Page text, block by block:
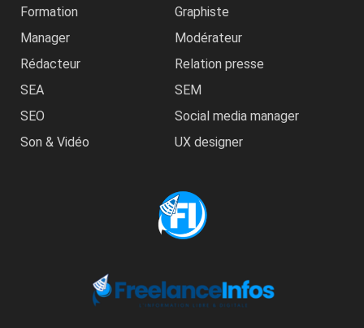
Formation
Graphiste
Manager
Modérateur
Rédacteur
Relation presse
SEA
SEM
SEO
Social media manager
Son & Vidéo
UX designer